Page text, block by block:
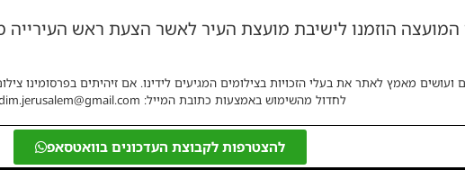
המועצה הוזמנו לישיבת מועצת העיר לאשר הצעת ראש העירייה
ועושים מאמץ לאתר את בעלי הזכויות בצילומים המגיעים לידינו. אם זיהיתים בפרסומינו
לחדול מהשימוש באמצעות כתובת המייל: haredim.jerusalem@gmail.com
להצטרפות לקבוצת העדכונים בוואטסאפ